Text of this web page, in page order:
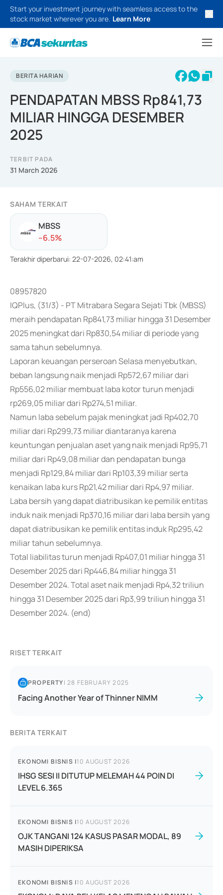
Start your investment journey with seamless access to the
stock market wherever you are. Learn More
BERITA HARIAN
PENDAPATAN MBSS Rp841,73
MILIAR HINGGA DESEMBER
2025
TERBIT PADA
31 March 2026
SAHAM TERKAIT
MBSS
--6.5%
Terakhir diperbarui: 22-07-2026, 02:41:am
08957820
IQPlus, (31/3) - PT Mitrabara Segara Sejati Tbk (MBSS)
meraih pendapatan Rp841,73 miliar hingga 31 Desember
2025 meningkat dari Rp830,54 miliar di periode yang
sama tahun sebelumnya.
Laporan keuangan perseroan Selasa menyebutkan,
beban langsung naik menjadi Rp572,67 miliar dari
Rp556,02 miliar membuat laba kotor turun menjadi
rp269,05 miliar dari Rp274,51 miliar.
Namun laba sebelum pajak meningkat jadi Rp402,70
miliar dari Rp299,73 miliar diantaranya karena
keuntungan penjualan aset yang naik menjadi Rp95,71
miliar dari Rp49,08 miliar dan pendapatan bunga
menjadi Rp129,84 miliar dari Rp103,39 miliar serta
kenaikan laba kurs Rp21,42 miliar dari Rp4,97 miliar.
Laba bersih yang dapat diatribusikan ke pemilik entitas
induk naik menjadi Rp370,16 miliar dari laba bersih yang
dapat diatribusikan ke pemilik entitas induk Rp295,42
miliar tahun sebelumnya.
Total liabilitas turun menjadi Rp407,01 miliar hingga 31
Desember 2025 dari Rp446,84 miliar hingga 31
Desember 2024. Total aset naik menjadi Rp4,32 triliun
hingga 31 Desember 2025 dari Rp3,99 triliun hingga 31
Desember 2024. (end)
RISET TERKAIT
PROPERTY|28 FEBRUARY 2025
Facing Another Year of Thinner NIMM
BERITA TERKAIT
EKONOMI BISNIS |10 AUGUST 2026
IHSG SESI II DITUTUP MELEMAH 44 POIN DI
LEVEL 6.365
EKONOMI BISNIS |10 AUGUST 2026
OJK TANGANI 124 KASUS PASAR MODAL, 89
MASIH DIPERIKSA
EKONOMI BISNIS |10 AUGUST 2026